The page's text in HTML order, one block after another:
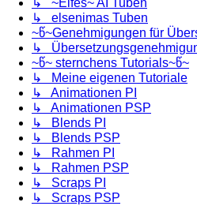
↳ elsenimas Tuben
~წ~Genehmigungen für
↳
~წ~ sternchens Tutorials~წ~
↳ Meine eigenen Tutoriale
↳ Animationen PI
↳ Animationen PSP
↳ Blends PI
↳ Blends PSP
↳ Rahmen PI
↳ Rahmen PSP
↳ Scraps PI
↳ Scraps PSP